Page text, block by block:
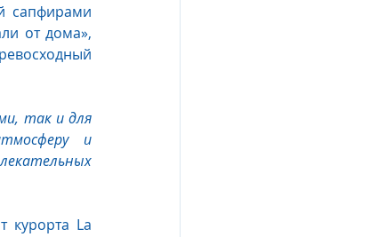
сапфирами
от дома»,
так и для
и
курорта La